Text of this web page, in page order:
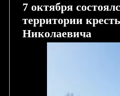
7 октября
территории
Николаевича